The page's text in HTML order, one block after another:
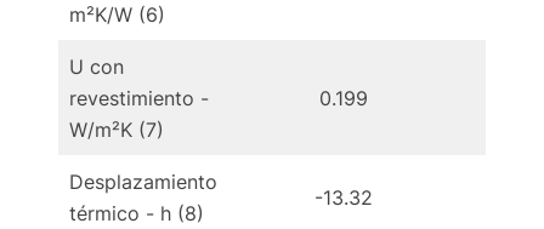
m²K/W (6)
U con
revestimiento -
W/m²K (7)
0.199
Desplazamiento
térmico - h (8)
-13.32